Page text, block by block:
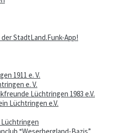
StadtLand.Funk-App!
1911 e. V.
e. V.
Lüchtringen 1983 e.V.
Lüchtringen e.V.
Lüchtringen
“Weserbergland-Bazis”